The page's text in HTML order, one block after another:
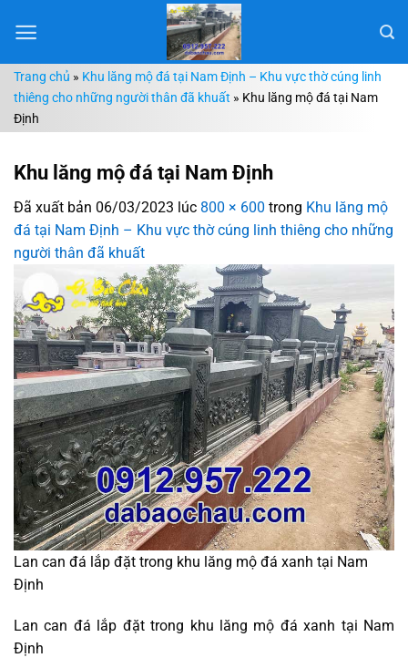
đến
dungTrang chủ » Khu lăng mộ đá tại Nam Định – Khu vực thờ cúng linh
thiêng cho những người thân đã khuất » Khu lăng mộ đá tại Nam
Định
Khu lăng mộ đá tại Nam Định
Đã xuất bản 06/03/2023 lúc 800 × 600 trong Khu lăng mộ
đá tại Nam Định – Khu vực thờ cúng linh thiêng cho những
người thân đã khuất
Lan can đá lắp đặt trong khu lăng mộ đá xanh tại Nam
Định
Lan can đá lắp đặt trong khu lăng mộ đá xanh tại Nam
Định